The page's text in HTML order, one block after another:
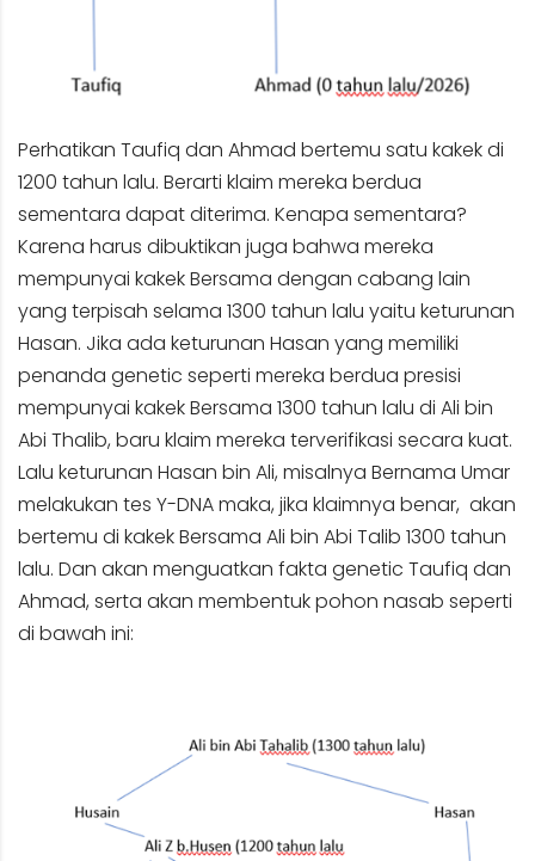
Perhatikan Taufiq dan Ahmad bertemu satu kakek di
1200 tahun lalu. Berarti klaim mereka berdua
sementara dapat diterima. Kenapa sementara?
Karena harus dibuktikan juga bahwa mereka
mempunyai kakek Bersama dengan cabang lain
yang terpisah selama 1300 tahun lalu yaitu keturunan
Hasan. Jika ada keturunan Hasan yang memiliki
penanda genetic seperti mereka berdua presisi
mempunyai kakek Bersama 1300 tahun lalu di Ali bin
Abi Thalib, baru klaim mereka terverifikasi secara kuat.
Lalu keturunan Hasan bin Ali, misalnya Bernama Umar
melakukan tes Y-DNA maka, jika klaimnya benar, akan
bertemu di kakek Bersama Ali bin Abi Talib 1300 tahun
lalu. Dan akan menguatkan fakta genetic Taufiq dan
Ahmad, serta akan membentuk pohon nasab seperti
di bawah ini: